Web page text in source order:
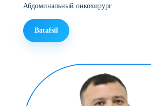
Абдоминальный онкохирург
Batafsil